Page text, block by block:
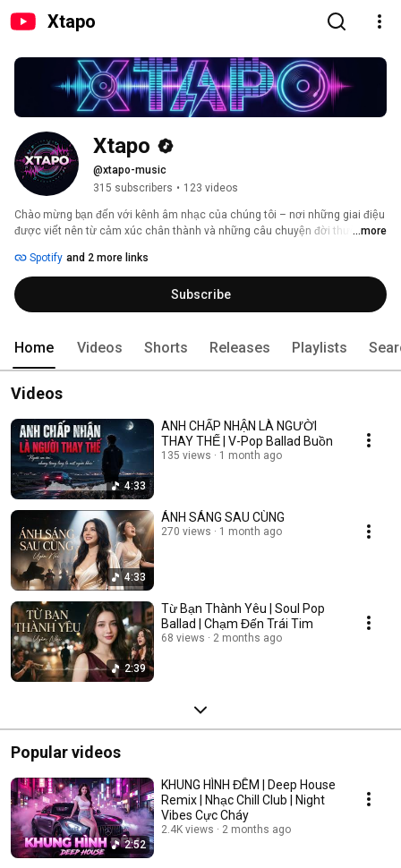
Xtapo
Xtapo
@xtapo-music
315 subscribers • 123 videos
Chào mừng bạn đến với kênh âm nhạc của chúng tôi – nơi những giai điệu
được viết nên từ cảm xúc chân thành và những câu chuyện đời thường.
nhạc, mong rằng sẽ chạm đến trái tim và mang lại sự đồng cảm cho bạn.
Hãy cùng lắng nghe và cảm nhận nhé!
...more
Spotify and 2 more links
Subscribe
Home Videos Shorts Releases Playlists
Videos
4:33
ANH CHẤP NHẬN LÀ NGƯỜI
THAY THẾ | V-Pop Ballad Buồn
135 views 1 month ago
4:33
ÁNH SÁNG SAU CÙNG
270 views 1 month ago
2:39
Từ Bạn Thành Yêu | Soul Pop
Ballad | Chạm Đến Trái Tim
68 views 2 months ago
Popular videos
2:52
KHUNG HÌNH ĐÊM | Deep House
Remix | Nhạc Chill Club | Night
Vibes Cực Cháy
2.4K views 2 months ago